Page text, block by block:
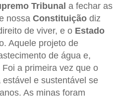
Tribunal a fechar as
nossa Constituição diz
de viver, e o Estado
Aquele projeto de
de água e,
a primeira vez que o
e sustentável se
As minas foram